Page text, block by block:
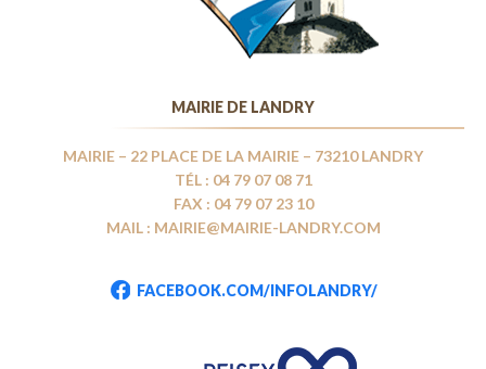
MAIRIE DE LANDRY
MAIRIE – 22 PLACE DE LA MAIRIE – 73210 LANDRY
TÉL : 04 79 07 08 71
FAX : 04 79 07 23 10
MAIL : MAIRIE@MAIRIE-LANDRY.COM
FACEBOOK.COM/INFOLANDRY/